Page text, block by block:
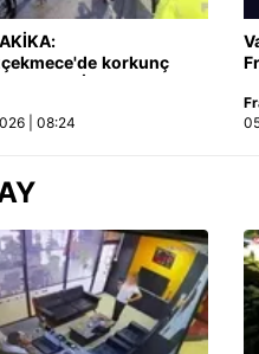
korkunç
çarptı: 3 kişi
kaybetti | Video
| 08:24